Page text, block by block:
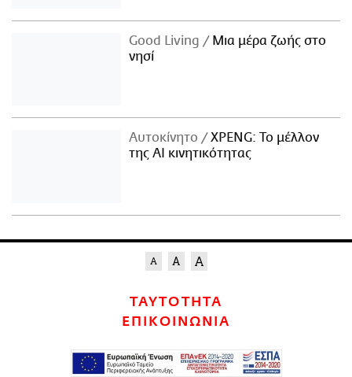
Good Living
Μια μέρα ζωής στο
νησί
Αυτοκίνητο
XPENG: Το μέλλον
της AI κινητικότητας
ΤΑΥΤΟΤΗΤΑ
ΕΠΙΚΟΙΝΩΝΙΑ